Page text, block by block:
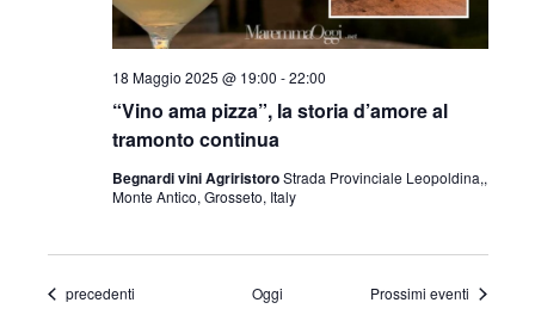
“Vino ama pizza”, la storia d’amore al
tramonto continua
18 Maggio 2025 @ 19:00 -22:00
Begnardi vini AgriristoroStrada Provinciale Leopoldina,,
Monte Antico, Grosseto, Italy
Eventi
precedenti Oggi Prossimi eventi